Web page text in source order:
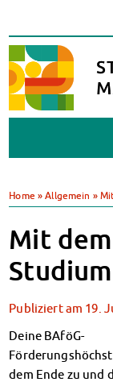
BAföG
BAföG-FAQs
Dokumente
BAföG-
Kredite &
Mensen &
Heute in
JoGo –
Klimabewusst
Home »Allgemein »
Mit
Publiziert am 19.
Deine BAföG-
dem Ende zu und